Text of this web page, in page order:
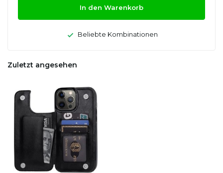
In den Warenkorb
Beliebte Kombinationen
Zuletzt angesehen